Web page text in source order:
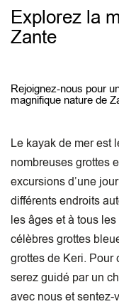
Explorez la
Zante
Rejoignez-nous pour
magnifique nature de
Le kayak de mer est
nombreuses grottes
excursions d’une
différents endroits
les âges et à tous
célèbres grottes
grottes de Keri. Pour
serez guidé par un
avec nous et